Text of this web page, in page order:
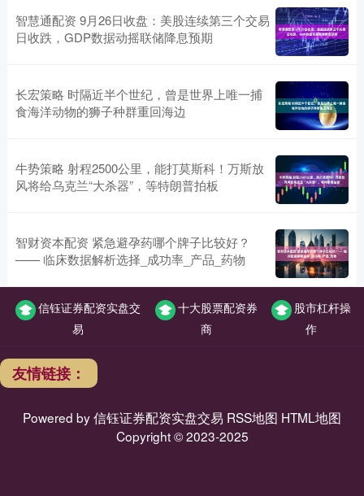
智慧通配资 9月26日收盘：美股连续第三个交易
日收跌，GDP数据动摇联储降息预期
长宏策略 时隔近半个世纪，曾是世界上唯一捕
食海洋动物的狮子种群重回海边
牛势策略 射程2500公里，能打莫斯科！万斯放
风将给乌克兰“大杀器”，等特朗普拍板
智财资本配资 紧急避孕药哪个牌子比较好？
—— 临床数据解析选择_成功率_产品_药物
信钰证券配资实盘交
易
十大股票配资券
商
股市杠杆操
作
友情链接：
Powered by信钰证券配资实盘交易 RSS地图 HTML地图
Copyright© 2023-2025